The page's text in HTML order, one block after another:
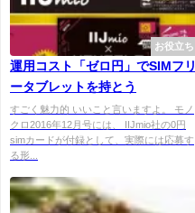
お役立ち
運用コスト「ゼロ円」でSIMフリ
ータブレットを持とう
すごく魅力的 いいこと言いますよ。 モノ
クロ2016年12月号には、 IIJmio社の0円
simカードが付録として、実際には応募す
る形...